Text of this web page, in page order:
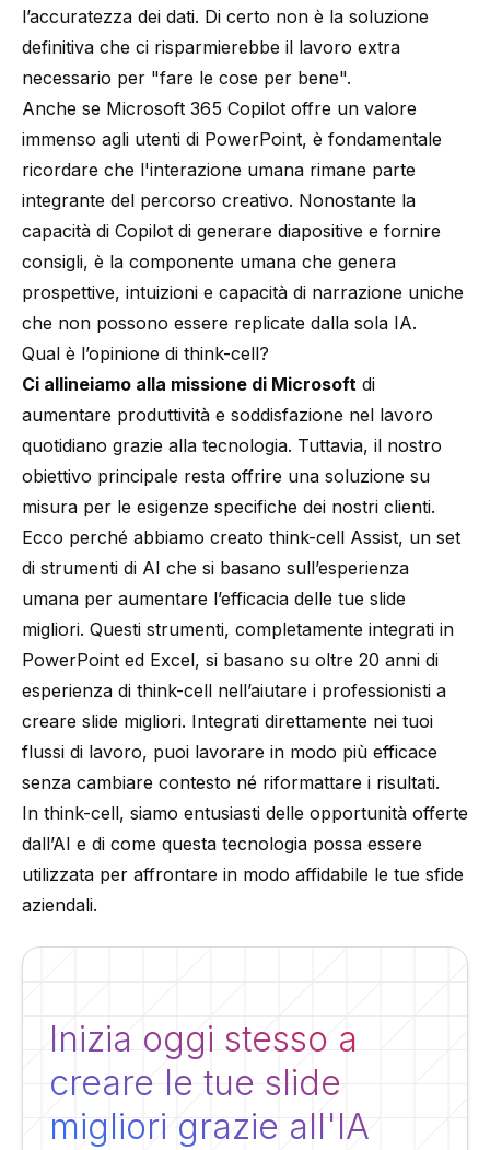
l’accuratezza dei dati. Di certo non è la soluzione
definitiva che ci risparmierebbe il lavoro extra
necessario per "fare le cose per bene".
Anche se Microsoft 365 Copilot offre un valore
immenso agli utenti di PowerPoint, è fondamentale
ricordare che l'interazione umana rimane parte
integrante del percorso creativo. Nonostante la
capacità di Copilot di generare diapositive e fornire
consigli, è la componente umana che genera
prospettive, intuizioni e capacità di narrazione uniche
che non possono essere replicate dalla sola IA.
Qual è l’opinione di think-cell?
Ci allineiamo alla missione di Microsoft di
aumentare produttività e soddisfazione nel lavoro
quotidiano grazie alla tecnologia. Tuttavia, il nostro
obiettivo principale resta offrire una soluzione su
misura per le esigenze specifiche dei nostri clienti.
Ecco perché abbiamo creato think-cell Assist, un set
di strumenti di AI che si basano sull’esperienza
umana per aumentare l’efficacia delle tue slide
migliori. Questi strumenti, completamente integrati in
PowerPoint ed Excel, si basano su oltre 20 anni di
esperienza di think-cell nell’aiutare i professionisti a
creare slide migliori. Integrati direttamente nei tuoi
flussi di lavoro, puoi lavorare in modo più efficace
senza cambiare contesto né riformattare i risultati.
In think-cell, siamo entusiasti delle opportunità offerte
dall’AI e di come questa tecnologia possa essere
utilizzata per affrontare in modo affidabile le tue sfide
aziendali.
Inizia oggi stesso a
creare le tue slide
migliori grazie all'IA